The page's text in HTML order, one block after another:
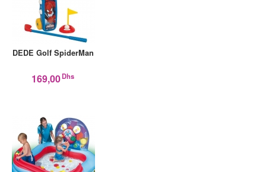
DEDE Golf SpiderMan
169,00Dhs